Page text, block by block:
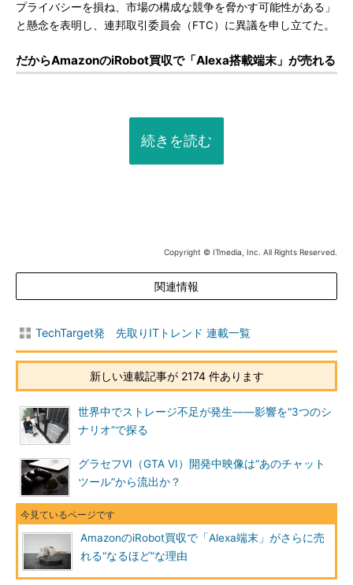
プライバシーを損ね、市場の構成な競争を脅かす可能性がある」
と懸念を表明し、連邦取引委員会（FTC）に異議を申し立てた。
だからAmazonのiRobot買収で「Alexa搭載端末」が売れる
続きを読む
Copyright © ITmedia, Inc. All Rights Reserved.
関連情報
TechTarget発 先取りITトレンド 連載一覧
新しい連載記事が 2174 件あります
世界中でストレージ不足が発生――影響を“3つのシ
ナリオ”で探る
グラセフVI（GTA VI）開発中映像は“あのチャット
ツール”から流出か？
AmazonのiRobot買収で「Alexa端末」がさらに売
れる“なるほど”な理由